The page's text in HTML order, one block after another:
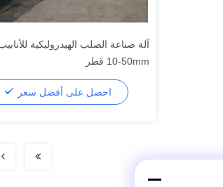
10-50mm قطر
احصل على أفضل سعر